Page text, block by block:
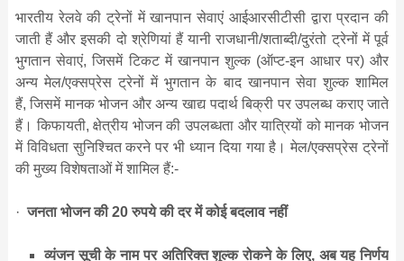
भारतीय रेलवे की ट्रेनों में खानपान सेवाएं आईआरसीटीसी द्वारा प्रदान की
जाती हैं और इसकी दो श्रेणियां हैं यानी राजधानी/शताब्दी/दुरंतो ट्रेनों में पूर्व
भुगतान सेवाएं, जिसमें टिकट में खानपान शुल्क (ऑप्ट-इन आधार पर) और
अन्य मेल/एक्सप्रेस ट्रेनों में भुगतान के बाद खानपान सेवा शुल्क शामिल
हैं, जिसमें मानक भोजन और अन्य खाद्य पदार्थ बिक्री पर उपलब्ध कराए जाते
हैं। किफायती, क्षेत्रीय भोजन की उपलब्धता और यात्रियों को मानक भोजन
में विविधता सुनिश्चित करने पर भी ध्यान दिया गया है। मेल/एक्सप्रेस ट्रेनों
की मुख्य विशेषताओं में शामिल हैं:-
· जनता भोजन की 20 रुपये की दर में कोई बदलाव नहीं
व्‍यंजन सूची के नाम पर अतिरिक्‍त शुल्‍क रोकने के लिए, अब यह निर्णय